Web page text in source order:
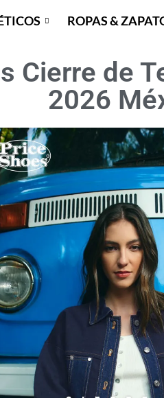
ROPAS &
Cierre de
2026